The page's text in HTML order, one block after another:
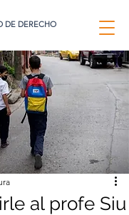
DE DERECHO
al profe Siu